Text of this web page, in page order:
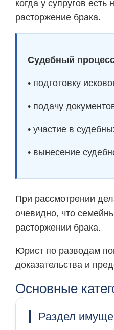
когда у супругов
расторжение брака.
Судебный
• подготовку
• подачу
• участие в
• вынесение
При рассмотрении
очевидно, что
расторжении брака.
Юрист по разводам
доказательства и
Основные
Раздел